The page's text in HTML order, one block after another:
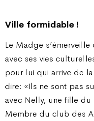
Ville formidable !
Le Madge
avec ses vies
pour lui qui arrive de
dire: «Ils ne sont pas
avec Nelly, une fille
Membre du club des